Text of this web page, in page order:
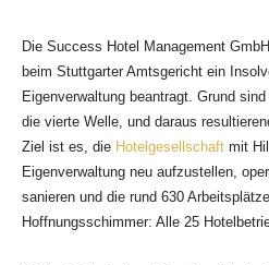
Die Success Hotel Management
beim Stuttgarter Amtsgericht ein
Eigenverwaltung beantragt. Grund
die vierte Welle, und daraus
Ziel ist es, die Hotelgesellschaft mit
Eigenverwaltung neu aufzustellen,
sanieren und die rund 630
Hoffnungsschimmer: Alle 25